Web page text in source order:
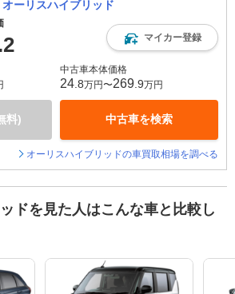
オーリスハイブリッド
マイカー登録
料)
中古車本体価格
24 .8万円〜269 .9万円
中古車を検索
オーリスハイブリッドの車買取相場を調べる
ドを見た人はこんな車と比較し